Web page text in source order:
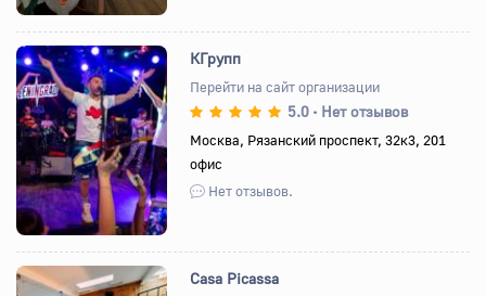
Назад Вперед
КГрупп
Перейти на сайт организации
5.0 • Нет отзывов
Москва, Рязанский проспект, 32к3, 201
офис
Нет отзывов.
Casa Picassa